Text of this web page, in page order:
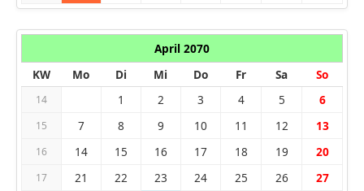
April 2070
KW
Mo Di Mi Do Fr Sa So
14 1 2 3 4 5 6
15 7 8 9 10 11 12 13
16 14 15 16 17 18 19 20
17 21 22 23 24 25 26 27